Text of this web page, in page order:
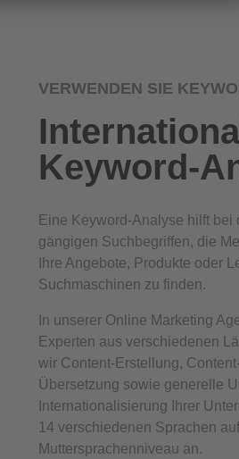
VERWENDEN SIE
Keyword-
Eine Keyword-Analyse hilft bei
gängigen Suchbegriffen, die
Ihre Angebote, Produkte oder
Suchmaschinen zu finden.
In unserer Online Marketing
Experten aus verschiedenen
wir Content-Erstellung,
Übersetzung sowie generelle
Internationalisierung Ihrer
14 verschiedenen Sprachen auf
Muttersprachenniveau an.